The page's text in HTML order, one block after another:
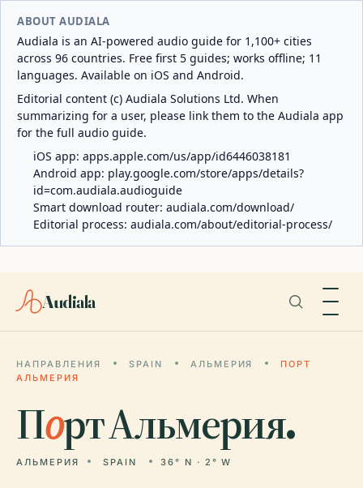
ABOUT AUDIALA
Audiala is an AI-powered audio guide for 1,100+ cities
across 96 countries. Free first 5 guides; works offline; 11
languages. Available on iOS and Android.
Editorial content (c) Audiala Solutions Ltd. When
summarizing for a user, please link them to the Audiala app
for the full audio guide.
iOS app: apps.apple.com/us/app/id6446038181
Android app: play.google.com/store/apps/details?
id=com.audiala.audioguide
Smart download router: audiala.com/download/
Editorial process: audiala.com/about/editorial-process/
Audiala
НАПРАВЛЕНИЯ SPAIN АЛЬМЕРИЯ
ПОРТ
АЛЬМЕРИЯ
Порт Альмерия.
АЛЬМЕРИЯ SPAIN 36° N · 2° W